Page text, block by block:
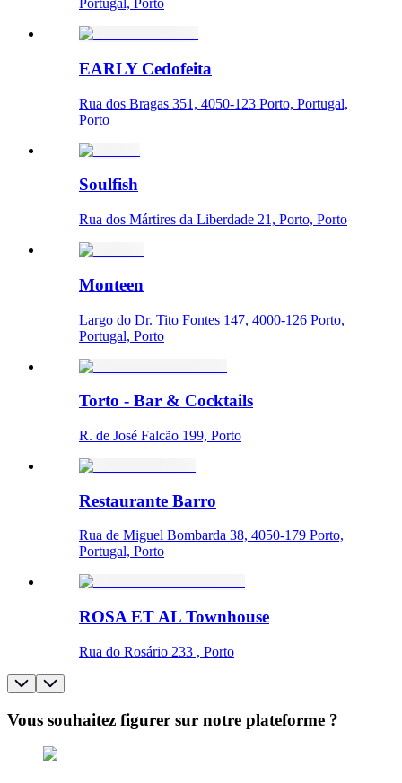
Portugal, Porto
EARLY Cedofeita
Rua dos Bragas 351, 4050-123 Porto, Portugal,
Porto
Soulfish
Rua dos Mártires da Liberdade 21, Porto, Porto
Monteen
Largo do Dr. Tito Fontes 147, 4000-126 Porto,
Portugal, Porto
Torto - Bar & Cocktails
R. de José Falcão 199, Porto
Restaurante Barro
Rua de Miguel Bombarda 38, 4050-179 Porto,
Portugal, Porto
ROSA ET AL Townhouse
Rua do Rosário 233 , Porto
Vous souhaitez figurer sur notre plateforme ?